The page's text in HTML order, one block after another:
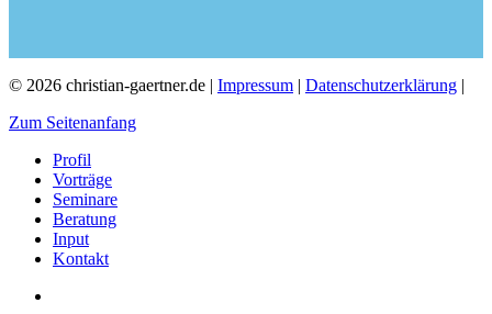
© 2026 christian-gaertner.de | Impressum | Datenschutzerklärung |
Zum Seitenanfang
Profil
Vorträge
Seminare
Beratung
Input
Kontakt